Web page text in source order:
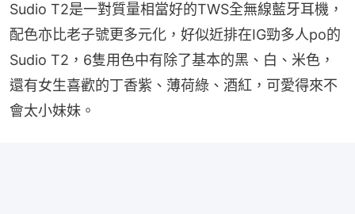
Sudio T2是一對質量相當好的TWS全無線藍牙耳機，
配色亦比老子號更多元化，好似近排在IG勁多人po的
Sudio T2，6隻用色中有除了基本的黑、白、米色，
還有女生喜歡的丁香紫、薄荷綠、酒紅，可愛得來不
會太小妹妹。